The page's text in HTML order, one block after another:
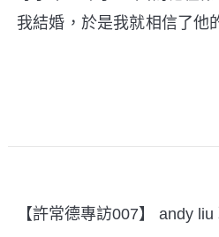
我結婚，於是我就相信了
【許常德專訪007】 andy